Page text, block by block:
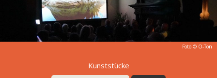
Foto © O-Ton
Kunststücke